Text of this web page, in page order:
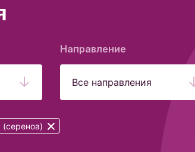
Направление
Все направления